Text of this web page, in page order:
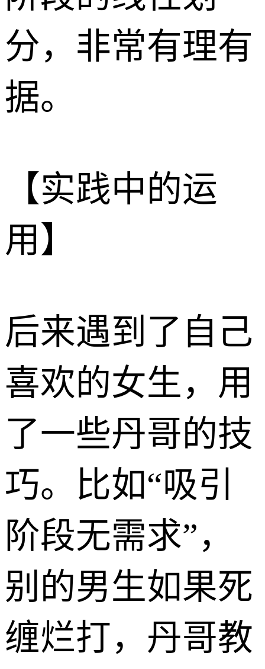
分，非常有理有
据。
​【实践中的运
用】
​后来遇到了自己
喜欢的女生，用
了一些丹哥的技
巧。比如“吸引
阶段无需求”，
别的男生如果死
缠烂打，丹哥教